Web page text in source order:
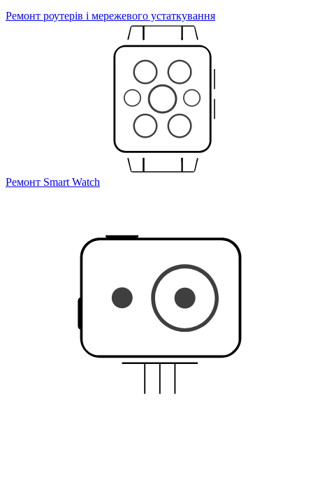
Ремонт роутерів і мережевого устаткування
Ремонт Smart Watch